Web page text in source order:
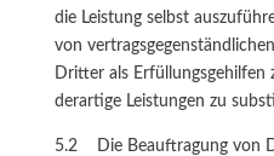
die Leistung selbst
von
Dritter als Erfüllungsgehilfen
derartige Leistungen zu
5.2 Die Beauftragung von